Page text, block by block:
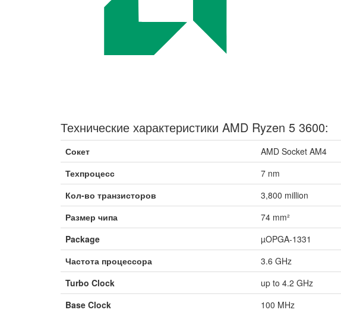
Технические характеристики AMD Ryzen 5 3600:
Сокет
AMD Socket AM4
Техпроцесс
7 nm
Кол-во транзисторов
3,800 million
Размер чипа
74 mm²
Package
µOPGA-1331
Частота процессора
3.6 GHz
Turbo Clock
up to 4.2 GHz
Base Clock
100 MHz